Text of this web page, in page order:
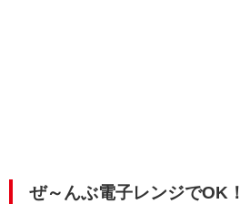
ぜ～んぶ電子レンジでOK！